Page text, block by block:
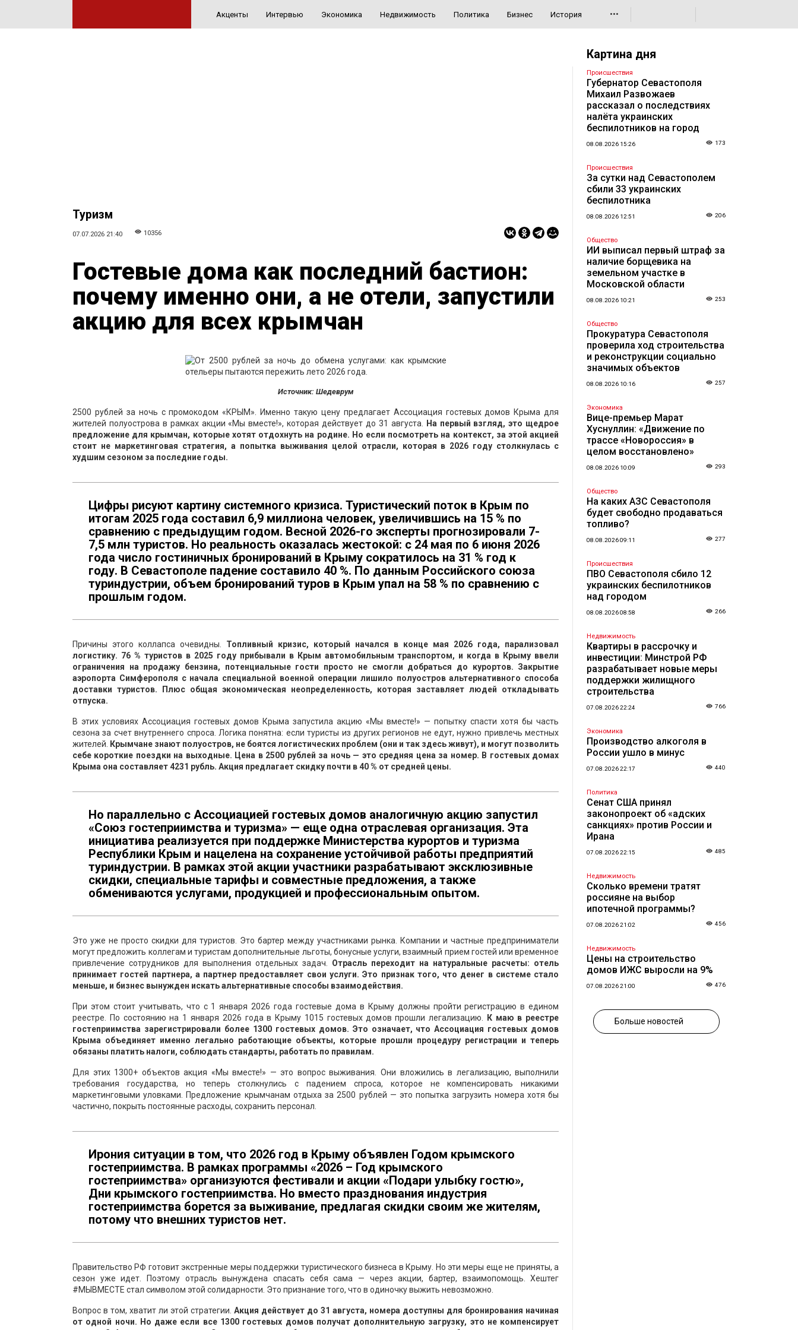
Акценты Интервью Экономика Недвижимость Политика Бизнес История •••
Туризм
07.07.2026 21:40 10356
Гостевые дома как последний бастион:
почему именно они, а не отели, запустили
акцию для всех крымчан
Источник: Шедеврум
2500 рублей за ночь с промокодом «КРЫМ». Именно такую цену предлагает Ассоциация гостевых домов Крыма для
жителей полуострова в рамках акции «Мы вместе!», которая действует до 31 августа.
На первый взгляд, это щедрое
предложение для крымчан, которые хотят отдохнуть на родине. Но если посмотреть на контекст, за этой акцией
стоит не маркетинговая стратегия, а попытка выживания целой отрасли, которая в 2026 году столкнулась с
худшим сезоном за последние годы.
Цифры рисуют картину системного кризиса. Туристический поток в Крым по
итогам 2025 года составил 6,9 миллиона человек, увеличившись на 15 % по
сравнению с предыдущим годом. Весной 2026-го эксперты прогнозировали 7-
7,5 млн туристов. Но реальность оказалась жестокой: с 24 мая по 6 июня 2026
года число гостиничных бронирований в Крыму сократилось на 31 % год к
году. В Севастополе падение составило 40 %. По данным Российского союза
туриндустрии, объем бронирований туров в Крым упал на 58 % по сравнению с
прошлым годом.
Причины этого коллапса очевидны. Топливный кризис, который начался в конце мая 2026 года, парализовал
логистику. 76 % туристов в 2025 году прибывали в Крым автомобильным транспортом, и когда в Крыму ввели
ограничения на продажу бензина, потенциальные гости просто не смогли добраться до курортов. Закрытие
аэропорта Симферополя с начала специальной военной операции лишило полуостров альтернативного способа
доставки туристов. Плюс общая экономическая неопределенность, которая заставляет людей откладывать
отпуска.
В этих условиях Ассоциация гостевых домов Крыма запустила акцию «Мы вместе!» — попытку спасти хотя бы часть
сезона за счет внутреннего спроса. Логика понятна: если туристы из других регионов не едут, нужно привлечь местных
жителей.
Крымчане знают полуостров, не боятся логистических проблем (они и так здесь живут), и могут позволить
себе короткие поездки на выходные. Цена в 2500 рублей за ночь — это средняя цена за номер. В гостевых домах
Крыма она составляет 4231 рубль. Акция предлагает скидку почти в 40 % от средней цены.
Но параллельно с Ассоциацией гостевых домов аналогичную акцию запустил
«Союз гостеприимства и туризма» — еще одна отраслевая организация. Эта
инициатива реализуется при поддержке Министерства курортов и туризма
Республики Крым и нацелена на сохранение устойчивой работы предприятий
туриндустрии. В рамках этой акции участники разрабатывают эксклюзивные
скидки, специальные тарифы и совместные предложения, а также
обмениваются услугами, продукцией и профессиональным опытом.
Это уже не просто скидки для туристов. Это бартер между участниками рынка. Компании и частные предприниматели
могут предложить коллегам и туристам дополнительные льготы, бонусные услуги, взаимный прием гостей или временное
привлечение сотрудников для выполнения отдельных задач. Отрасль переходит на натуральные расчеты: отель
принимает гостей партнера, а партнер предоставляет свои услуги. Это признак того, что денег в системе стало
меньше, и бизнес вынужден искать альтернативные способы взаимодействия.
При этом стоит учитывать, что с 1 января 2026 года гостевые дома в Крыму должны пройти регистрацию в едином
реестре. По состоянию на 1 января 2026 года в Крыму 1015 гостевых домов прошли легализацию.
К маю в реестре
гостеприимства зарегистрировали более 1300 гостевых домов. Это означает, что Ассоциация гостевых домов
Крыма объединяет именно легально работающие объекты, которые прошли процедуру регистрации и теперь
обязаны платить налоги, соблюдать стандарты, работать по правилам.
Для этих 1300+ объектов акция «Мы вместе!» — это вопрос выживания. Они вложились в легализацию, выполнили
требования государства, но теперь столкнулись с падением спроса, которое не компенсировать никакими
маркетинговыми уловками. Предложение крымчанам отдыха за 2500 рублей — это попытка загрузить номера хотя бы
частично, покрыть постоянные расходы, сохранить персонал.
Ирония ситуации в том, что 2026 год в Крыму объявлен Годом крымского
гостеприимства. В рамках программы «2026 – Год крымского
гостеприимства» организуются фестивали и акции «Подари улыбку гостю»,
Дни крымского гостеприимства. Но вместо празднования индустрия
гостеприимства борется за выживание, предлагая скидки своим же жителям,
потому что внешних туристов нет.
Правительство РФ готовит экстренные меры поддержки туристического бизнеса в Крыму. Но эти меры еще не приняты, а
сезон уже идет. Поэтому отрасль вынуждена спасать себя сама — через акции, бартер, взаимопомощь. Хештег
#МЫВМЕСТЕ стал символом этой солидарности. Это признание того, что в одиночку выжить невозможно.
Вопрос в том, хватит ли этой стратегии.Акция действует до 31 августа, номера доступны для бронирования начиная
от одной ночи. Но даже если все 1300 гостевых домов получат дополнительную загрузку, это не компенсирует
Картина дня
Происшествия
Губернатор Севастополя
Михаил Развожаев
рассказал о последствиях
налёта украинских
беспилотников на город
08.08.2026 15:26 173
Происшествия
За сутки над Севастополем
сбили 33 украинских
беспилотника
08.08.2026 12:51 206
Общество
ИИ выписал первый штраф за
наличие борщевика на
земельном участке в
Московской области
08.08.2026 10:21 253
Общество
Прокуратура Севастополя
проверила ход строительства
и реконструкции социально
значимых объектов
08.08.2026 10:16 257
Экономика
Вице-премьер Марат
Хуснуллин: «Движение по
трассе «Новороссия» в
целом восстановлено»
08.08.2026 10:09 293
Общество
На каких АЗС Севастополя
будет свободно продаваться
топливо?
08.08.2026 09:11 277
Происшествия
ПВО Севастополя сбило 12
украинских беспилотников
над городом
08.08.2026 08:58 266
Недвижимость
Квартиры в рассрочку и
инвестиции: Минстрой РФ
разрабатывает новые меры
поддержки жилищного
строительства
07.08.2026 22:24 766
Экономика
Производство алкоголя в
России ушло в минус
07.08.2026 22:17 440
Политика
Сенат США принял
законопроект об «адских
санкциях» против России и
Ирана
07.08.2026 22:15 485
Недвижимость
Сколько времени тратят
россияне на выбор
ипотечной программы?
07.08.2026 21:02 456
Недвижимость
Цены на строительство
домов ИЖС выросли на 9%
07.08.2026 21:00 476
Больше новостей